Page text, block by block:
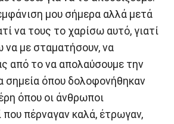
μου σήμερα αλλά μετά
να τους το χαρίσω αυτό, γιατί
να με σταματήσουν, να
από το να απολαύσουμε την
σημεία όπου δολοφονήθηκαν
όπου οι άνθρωποι
που πέρναγαν καλά, έτρωγαν,